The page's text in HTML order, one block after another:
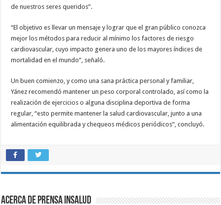
de nuestros seres queridos”.
“El objetivo es llevar un mensaje y lograr que el gran público conozca
mejor los métodos para reducir al mínimo los factores de riesgo
cardiovascular, cuyo impacto genera uno de los mayores índices de
mortalidad en el mundo”, señaló.
Un buen comienzo, y como una sana práctica personal y familiar,
Yánez recomendó mantener un peso corporal controlado, así como la
realización de ejercicios o alguna disciplina deportiva de forma
regular, “esto permite mantener la salud cardiovascular, junto a una
alimentación equilibrada y chequeos médicos periódicos”, concluyó.
Acerca de Prensa INSALUD